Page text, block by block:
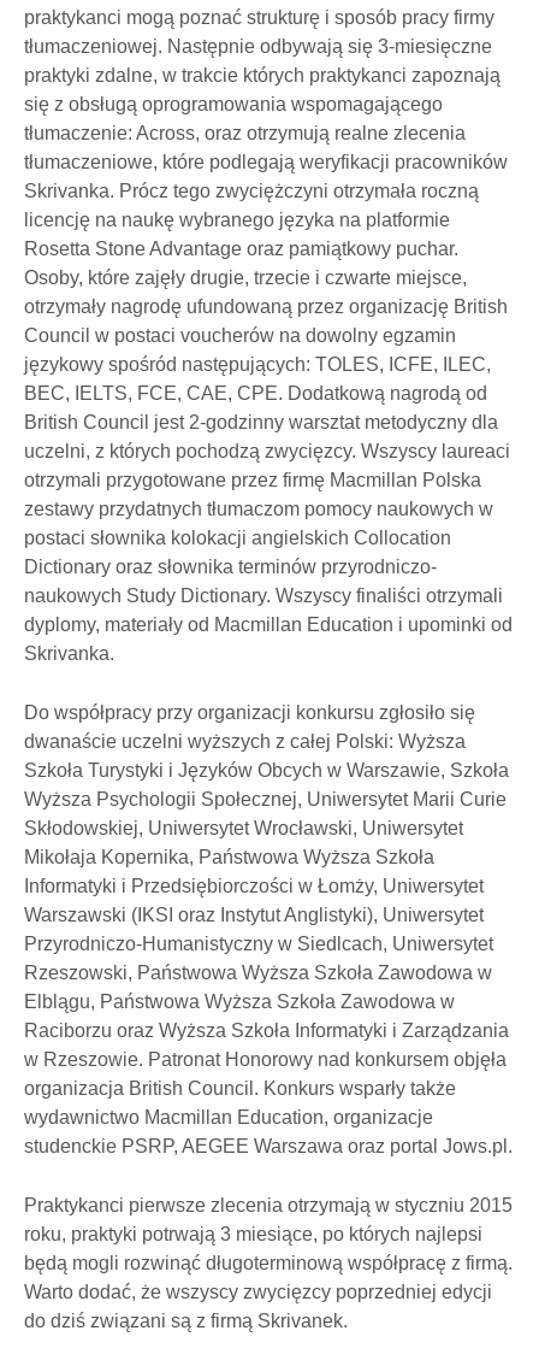
praktykanci mogą poznać strukturę i sposób pracy firmy
tłumaczeniowej. Następnie odbywają się 3-miesięczne
praktyki zdalne, w trakcie których praktykanci zapoznają
się z obsługą oprogramowania wspomagającego
tłumaczenie: Across, oraz otrzymują realne zlecenia
tłumaczeniowe, które podlegają weryfikacji pracowników
Skrivanka. Prócz tego zwyciężczyni otrzymała roczną
licencję na naukę wybranego języka na platformie
Rosetta Stone Advantage oraz pamiątkowy puchar.
Osoby, które zajęły drugie, trzecie i czwarte miejsce,
otrzymały nagrodę ufundowaną przez organizację British
Council w postaci voucherów na dowolny egzamin
językowy spośród następujących: TOLES, ICFE, ILEC,
BEC, IELTS, FCE, CAE, CPE. Dodatkową nagrodą od
British Council jest 2-godzinny warsztat metodyczny dla
uczelni, z których pochodzą zwycięzcy. Wszyscy laureaci
otrzymali przygotowane przez firmę Macmillan Polska
zestawy przydatnych tłumaczom pomocy naukowych w
postaci słownika kolokacji angielskich Collocation
Dictionary oraz słownika terminów przyrodniczo-
naukowych Study Dictionary. Wszyscy finaliści otrzymali
dyplomy, materiały od Macmillan Education i upominki od
Skrivanka.
Do współpracy przy organizacji konkursu zgłosiło się
dwanaście uczelni wyższych z całej Polski: Wyższa
Szkoła Turystyki i Języków Obcych w Warszawie, Szkoła
Wyższa Psychologii Społecznej, Uniwersytet Marii Curie
Skłodowskiej, Uniwersytet Wrocławski, Uniwersytet
Mikołaja Kopernika, Państwowa Wyższa Szkoła
Informatyki i Przedsiębiorczości w Łomży, Uniwersytet
Warszawski (IKSI oraz Instytut Anglistyki), Uniwersytet
Przyrodniczo-Humanistyczny w Siedlcach, Uniwersytet
Rzeszowski, Państwowa Wyższa Szkoła Zawodowa w
Elblągu, Państwowa Wyższa Szkoła Zawodowa w
Raciborzu oraz Wyższa Szkoła Informatyki i Zarządzania
w Rzeszowie. Patronat Honorowy nad konkursem objęła
organizacja British Council. Konkurs wsparły także
wydawnictwo Macmillan Education, organizacje
studenckie PSRP, AEGEE Warszawa oraz portal Jows.pl.
Praktykanci pierwsze zlecenia otrzymają w styczniu 2015
roku, praktyki potrwają 3 miesiące, po których najlepsi
będą mogli rozwinąć długoterminową współpracę z firmą.
Warto dodać, że wszyscy zwycięzcy poprzedniej edycji
do dziś związani są z firmą Skrivanek.